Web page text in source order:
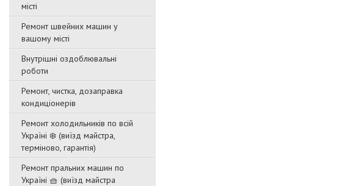
місті
Ремонт швейних машин у
вашому місті
Внутрішні оздоблювальні
роботи
Ремонт, чистка, дозаправка
кондиціонерів
Ремонт холодильників по всій
Україні ❄️ (виїзд майстра,
терміново, гарантія)
Ремонт пральних машин по
Україні 🧺 (виїзд майстра